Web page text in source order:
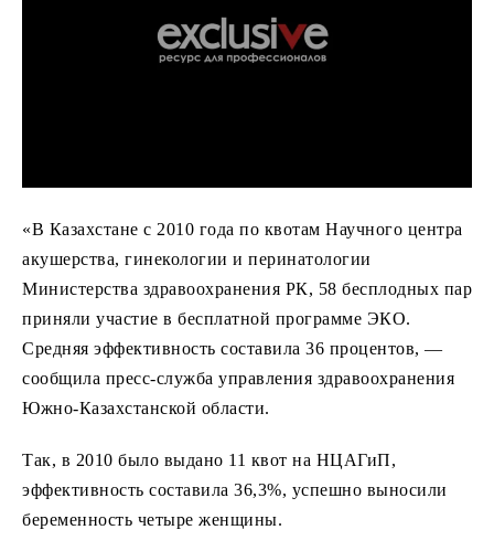
«В Казахстане с 2010 года по квотам Научного центра
акушерства, гинекологии и перинатологии
Министерства здравоохранения РК, 58 бесплодных пар
приняли участие в бесплатной программе ЭКО.
Средняя эффективность составила 36 процентов, —
сообщила пресс-служба управления здравоохранения
Южно-Казахстанской области.
Так, в 2010 было выдано 11 квот на НЦАГиП,
эффективность составила 36,3%, успешно выносили
беременность четыре женщины.